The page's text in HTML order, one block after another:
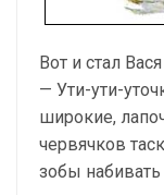
Вот и стал
— Ути-ути-
широкие,
червячков
зобы